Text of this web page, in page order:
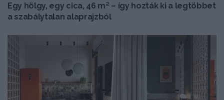
Egy hölgy, egy cica, 46 m² – így hozták ki a legtöbbet
a szabálytalan alaprajzból